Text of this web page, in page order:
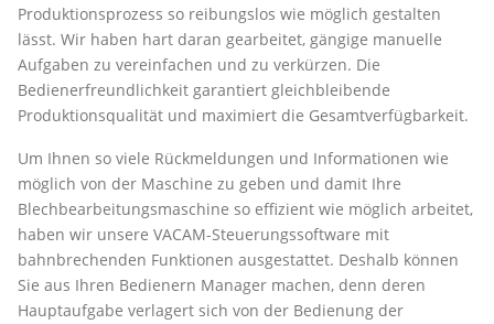
Produktionsprozess so reibungslos wie möglich gestalten
lässt. Wir haben hart daran gearbeitet, gängige manuelle
Aufgaben zu vereinfachen und zu verkürzen. Die
Bedienerfreundlichkeit garantiert gleichbleibende
Produktionsqualität und maximiert die Gesamtverfügbarkeit.
Um Ihnen so viele Rückmeldungen und Informationen wie
möglich von der Maschine zu geben und damit Ihre
Blechbearbeitungsmaschine so effizient wie möglich arbeitet,
haben wir unsere VACAM-Steuerungssoftware mit
bahnbrechenden Funktionen ausgestattet. Deshalb können
Sie aus Ihren Bedienern Manager machen, denn deren
Hauptaufgabe verlagert sich von der Bedienung der